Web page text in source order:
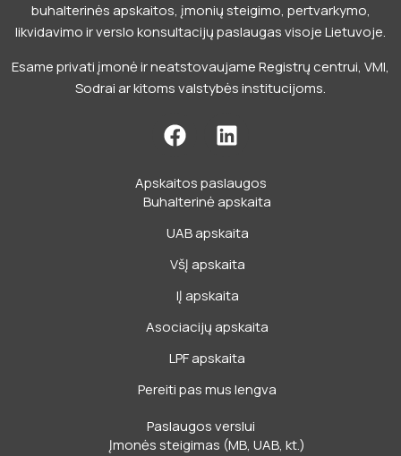
buhalterinės apskaitos, įmonių steigimo, pertvarkymo,
likvidavimo ir verslo konsultacijų paslaugas visoje Lietuvoje.
Esame privati įmonė ir neatstovaujame Registrų centrui, VMI,
Sodrai ar kitoms valstybės institucijoms.
F
a
e
b
o
o
k
L
i
k
e
d
i
n
Apskaitos paslaugos
Buhalterinė apskaita
UAB apskaita
VšĮ apskaita
IĮ apskaita
Asociacijų apskaita
LPF apskaita
Pereiti pas mus lengva
Paslaugos verslui
Įmonės steigimas (MB, UAB, kt.)